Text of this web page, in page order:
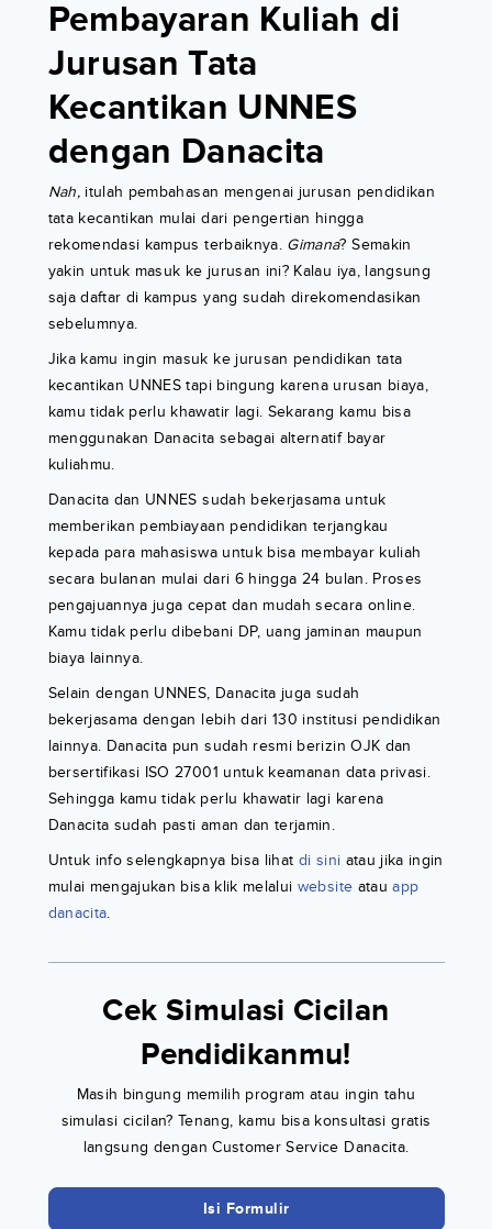
Pembayaran Kuliah di
Jurusan Tata
Kecantikan UNNES
dengan Danacita
Nah,itulah pembahasan mengenai jurusan pendidikan
tata kecantikan mulai dari pengertian hingga
rekomendasi kampus terbaiknya. Gimana? Semakin
yakin untuk masuk ke jurusan ini? Kalau iya, langsung
saja daftar di kampus yang sudah direkomendasikan
sebelumnya.
Jika kamu ingin masuk ke jurusan pendidikan tata
kecantikan UNNES tapi bingung karena urusan biaya,
kamu tidak perlu khawatir lagi. Sekarang kamu bisa
menggunakan Danacita sebagai alternatif bayar
kuliahmu.
Danacita dan UNNES sudah bekerjasama untuk
memberikan pembiayaan pendidikan terjangkau
kepada para mahasiswa untuk bisa membayar kuliah
secara bulanan mulai dari 6 hingga 24 bulan. Proses
pengajuannya juga cepat dan mudah secara online.
Kamu tidak perlu dibebani DP, uang jaminan maupun
biaya lainnya.
Selain dengan UNNES, Danacita juga sudah
bekerjasama dengan lebih dari 130 institusi pendidikan
lainnya. Danacita pun sudah resmi berizin OJK dan
bersertifikasi ISO 27001 untuk keamanan data privasi.
Sehingga kamu tidak perlu khawatir lagi karena
Danacita sudah pasti aman dan terjamin.
Untuk info selengkapnya bisa lihat di sini atau jika ingin
mulai mengajukan bisa klik melalui website atau app
danacita.
Cek Simulasi Cicilan
Pendidikanmu!
Masih bingung memilih program atau ingin tahu
simulasi cicilan? Tenang, kamu bisa konsultasi gratis
langsung dengan Customer Service Danacita.
Isi Formulir